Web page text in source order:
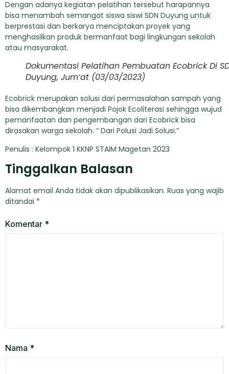
Dengan adanya kegiatan pelatihan tersebut harapannya
bisa menambah semangat siswa siswi SDN Duyung untuk
berprestasi dan berkarya menciptakan proyek yang
menghasilkan produk bermanfaat bagi lingkungan sekolah
atau masyarakat.
Dokumentasi Pelatihan Pembuatan Ecobrick Di
Duyung, Jum’at (03/03/2023)
Ecobrick merupakan solusi dari permasalahan sampah yang
bisa dikembangkan menjadi Pojok Ecoliterasi sehingga wujud
pemanfaatan dan pengembangan dari Ecobrick bisa
dirasakan warga sekolah. ” Dari Polusi Jadi Solusi.”
Penulis : Kelompok 1 KKNP STAIM Magetan 2023
Tinggalkan Balasan
Alamat email Anda tidak akan dipublikasikan. Ruas yang wajib
ditandai *
Komentar *
Nama *